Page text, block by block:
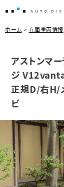
ホーム 在庫車両情報
アストンマ
ジ
正規D/右H/
ビ